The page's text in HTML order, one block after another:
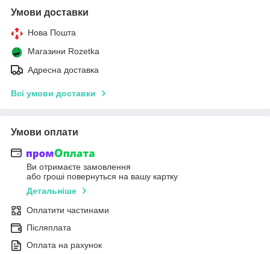
Умови доставки
Нова Пошта
Магазини Rozetka
Адресна доставка
Всі умови доставки
Умови оплати
Ви отримаєте замовлення
або гроші повернуться на вашу картку
Детальніше
Оплатити частинами
Післяплата
Оплата на рахунок